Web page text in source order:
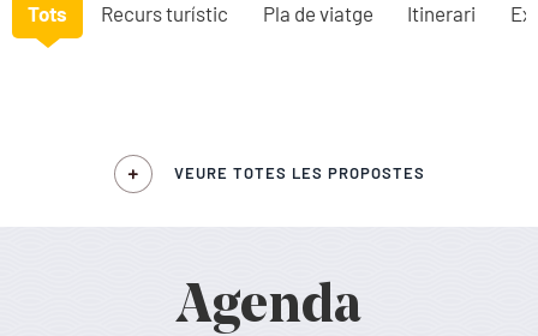
Tots Recurs turístic Pla de viatge Itinerari
VEURE TOTES LES PROPOSTES
Agenda